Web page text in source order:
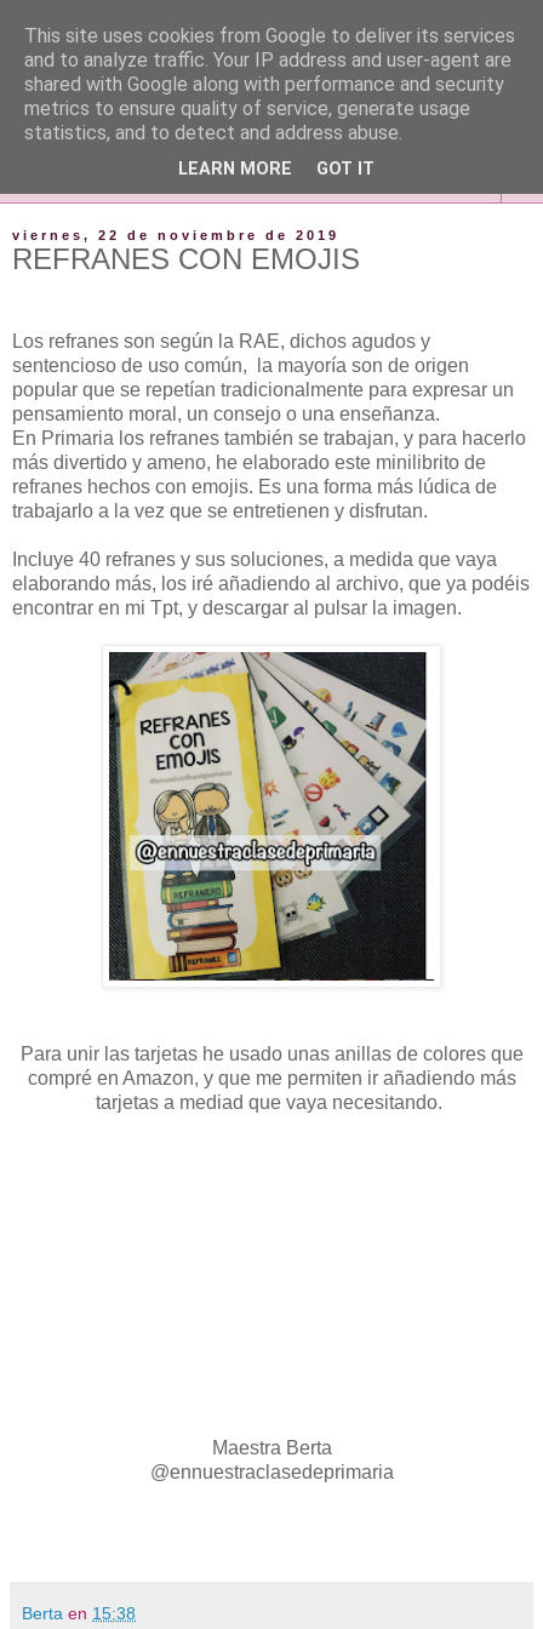
viernes, 22 de noviembre de 2019
REFRANES CON EMOJIS
Los refranes son según la RAE, dichos agudos y
sentencioso de uso común, la mayoría son de origen
popular que se repetían tradicionalmente para expresar un
pensamiento moral, un consejo o una enseñanza.
En Primaria los refranes también se trabajan, y para hacerlo
más divertido y ameno, he elaborado este minilibrito de
refranes hechos con emojis. Es una forma más lúdica de
trabajarlo a la vez que se entretienen y disfrutan.
Incluye 40 refranes y sus soluciones, a medida que vaya
elaborando más, los iré añadiendo al archivo, que ya podéis
encontrar en mi Tpt, y descargar al pulsar la imagen.
Para unir las tarjetas he usado unas anillas de colores que
compré en Amazon, y que me permiten ir añadiendo más
tarjetas a mediad que vaya necesitando.
Maestra Berta
@ennuestraclasedeprimaria
Berta en 15:38
This site uses cookies from Google to deliver its services
and to analyze traffic. Your IP address and user-agent are
shared with Google along with performance and security
metrics to ensure quality of service, generate usage
statistics, and to detect and address abuse.
LEARN MORE GOT IT